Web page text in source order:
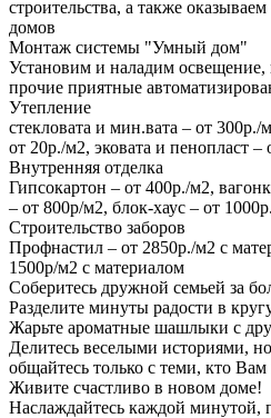
строительства, а также
домов
Монтаж системы "Умный дом"
Установим и наладим освещение,
прочие приятные
Утепление
стекловата и мин.вата – от
от 20р./м2, эковата и пенопласт –
Внутренняя отделка
Гипсокартон – от 400р./м2,
– от 800р/м2, блок-хаус – от
Строительство заборов
Профнастил – от 2850р./м2 с
1500р/м2 с материалом
Соберитесь дружной семьей за
Разделите минуты радости в
Жарьте ароматные шашлыки с
Делитесь веселыми историями,
общайтесь только с теми, кто
Живите счастливо в новом доме!
Наслаждайтесь каждой минутой,